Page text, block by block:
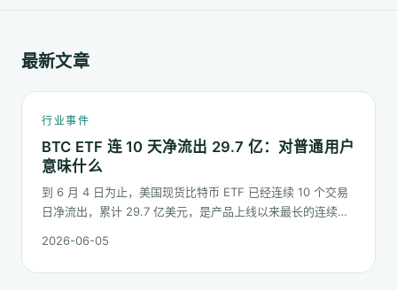
最新文章
行业事件
BTC ETF 连 10 天净流出 29.7 亿：对普通用户
意味什么
到 6 月 4 日为止，美国现货比特币 ETF 已经连续 10 个交易
日净流出，累计 29.7 亿美元，是产品上线以来最长的连续流
2026-06-05